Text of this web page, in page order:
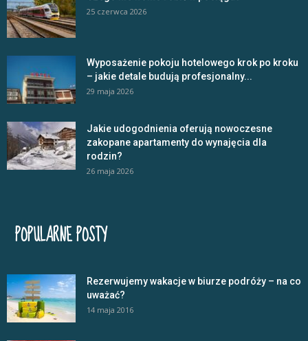
25 czerwca 2026
Wyposażenie pokoju hotelowego krok po kroku
– jakie detale budują profesjonalny...
29 maja 2026
Jakie udogodnienia oferują nowoczesne
zakopane apartamenty do wynajęcia dla
rodzin?
26 maja 2026
POPULARNE POSTY
Rezerwujemy wakacje w biurze podróży – na co
uważać?
14 maja 2016